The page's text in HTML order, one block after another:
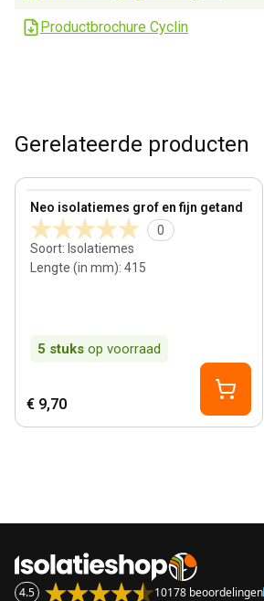
Productbrochure Cyclin
Gerelateerde producten
Neo isolatiemes grof en fijn getand
0
Soort: Isolatiemes
Lengte (in mm): 415
5 stuks op voorraad
View product
€ 9,70
4.5 10178 beoordelingen